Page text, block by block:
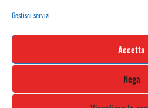
Gestisci servizi
Accetta
Nega
Iscriviti alla nostra